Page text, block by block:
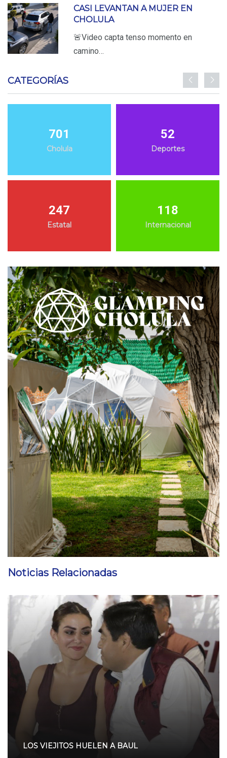
CASI LEVANTAN A MUJER EN
CHOLULA
🚨Video capta tenso momento en
camino…
CATEGORÍAS
701
Cholula
52
Deportes
247
Estatal
118
Internacional
Noticias Relacionadas
LOS VIEJITOS HUELEN A BAUL